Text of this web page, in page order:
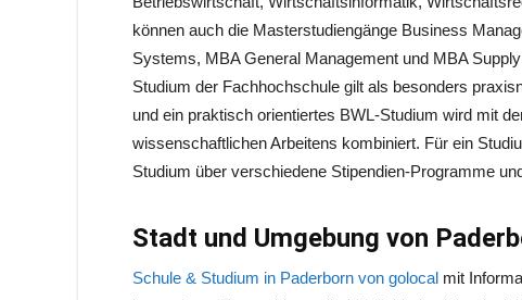
können auch die Masterstudiengänge Business
Systems, MBA General Management und MBA
Studium der Fachhochschule gilt als besonders
und ein praktisch orientiertes BWL-Studium wird mit
wissenschaftlichen Arbeitens kombiniert. Für ein
Studium über verschiedene Stipendien-Programme
Stadt und Umgebung von
Schule & Studium in Paderborn von golocal mit